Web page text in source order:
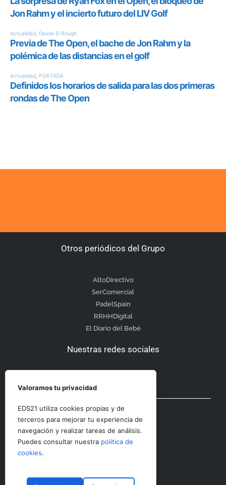
Otros periódicos del Grupo
AltoDirectivo
SerComercial
PadelSpain
RRHHDigital
El Diario del Bebé
Nuestras redes sociales
Otras secciones
Contacto
Valoramos tu privacidad
EDS21 utiliza cookies propias y de
terceros para mejorar tu experiencia de
navegación y realizar tareas de análisis.
Puedes consultar nuestra política de
cookies.